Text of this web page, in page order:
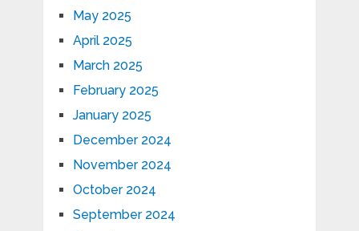
May 2025
April 2025
March 2025
February 2025
January 2025
December 2024
November 2024
October 2024
September 2024